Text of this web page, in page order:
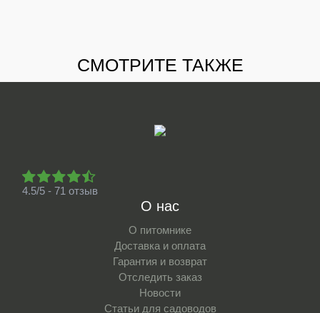
СМОТРИТЕ ТАКЖЕ
4.5/5 - 71 отзыв
О нас
О питомнике
Доставка и оплата
Гарантия и возврат
Отследить заказ
Новости
Статьи для садоводов